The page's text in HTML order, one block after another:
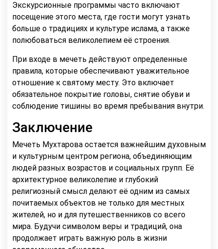
Экскурсионные программы часто включают
посещение этого места, где гости могут узнать
больше о традициях и культуре ислама, а также
полюбоваться великолепием её строения.
При входе в мечеть действуют определенные
правила, которые обеспечивают уважительное
отношение к святому месту. Это включает
обязательное покрытие головы, снятие обуви и
соблюдение тишины во время пребывания внутри.
Заключение
Мечеть Мухтарова остается важнейшим духовным
и культурным центром региона, объединяющим
людей разных возрастов и социальных групп. Её
архитектурное великолепие и глубокий
религиозный смысл делают её одним из самых
почитаемых объектов не только для местных
жителей, но и для путешественников со всего
мира. Будучи символом веры и традиций, она
продолжает играть важную роль в жизни